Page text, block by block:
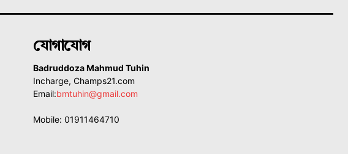
যোগাযোগ
Badruddoza Mahmud Tuhin
Incharge, Champs21.com
Email:bmtuhin@gmail.com
Mobile: 01911464710